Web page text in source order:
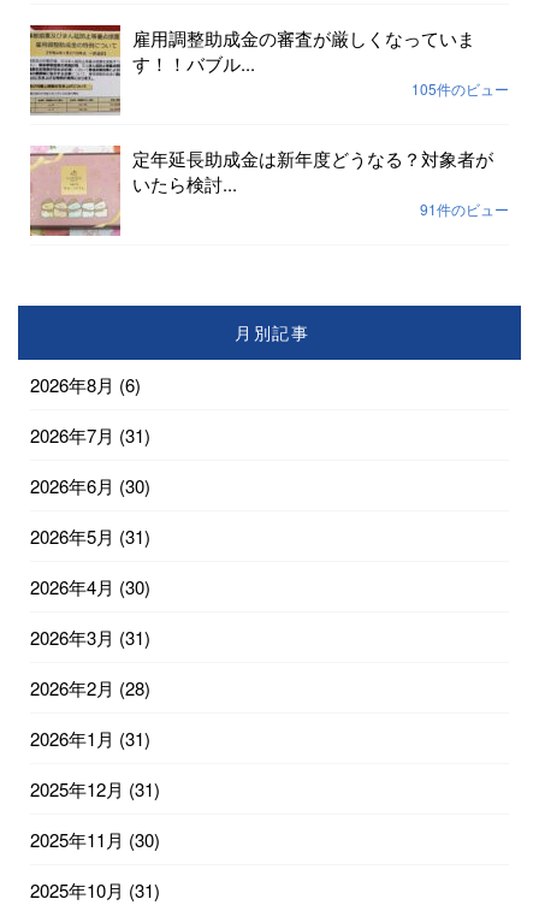
雇用調整助成金の審査が厳しくなっていま
す！！バブル...
105件のビュー
定年延長助成金は新年度どうなる？対象者が
いたら検討...
91件のビュー
月別記事
2026年8月 (6)
2026年7月 (31)
2026年6月 (30)
2026年5月 (31)
2026年4月 (30)
2026年3月 (31)
2026年2月 (28)
2026年1月 (31)
2025年12月 (31)
2025年11月 (30)
2025年10月 (31)